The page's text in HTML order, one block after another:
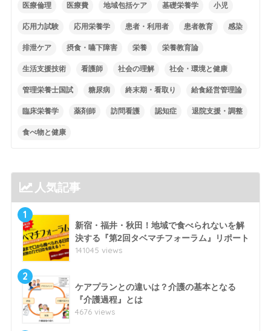
医療倫理 医療費 地域包括ケア 基礎栄養学 小児
応用力試験 応用栄養学 患者・利用者 患者教育 感染
排泄ケア 摂食・嚥下障害 栄養 栄養教育論
生活支援技術 看護師 社会の理解 社会・環境と健康
管理栄養士国試 糖尿病 終末期・看取り 給食経営管理論
臨床栄養学 薬剤師 訪問看護 認知症 退院支援・調整
食べ物と健康
人気記事
1
新宿・福井・秋田！地域で食べられないを解
決する『第2回タベマチフォーラム』リポート
141045 views
2
ケアプランとの違いは？介護の基本となる
『介護過程』とは
4676 views